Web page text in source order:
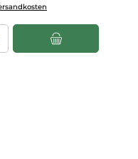
Wert ein oder benutze die